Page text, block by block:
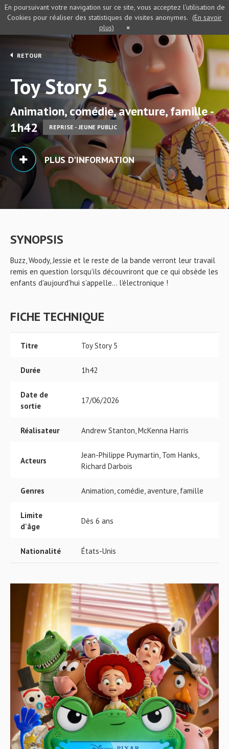
RETOUR
Toy Story 5
Animation, comédie, aventure, famille -
1h42
REPRISE - JEUNE PUBLIC
PLUS D'INFORMATION
SYNOPSIS
Buzz, Woody, Jessie et le reste de la bande verront leur travail
remis en question lorsqu'ils découvriront que ce qui obsède les
enfants d'aujourd'hui s’appelle... l'électronique !
FICHE TECHNIQUE
Titre Toy Story 5
Durée 1h42
Date de
sortie
17/06/2026
Réalisateur Andrew Stanton, McKenna Harris
Acteurs
Jean-Philippe Puymartin, Tom Hanks,
Richard Darbois
Genres Animation, comédie, aventure, famille
Limite
d'âge
Dès 6 ans
Nationalité États-Unis
En poursuivant votre navigation sur ce site, vous acceptez l’utilisation de
Cookies pour réaliser des statistiques de visites anonymes. (En savoir
plus)
×